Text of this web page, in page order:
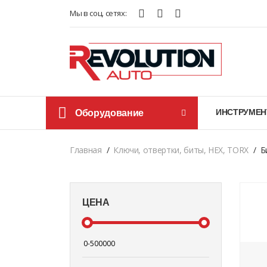
Мы в соц. сетях:
Оборудование
Главная Ключи, отвертки, биты, HEX, TORX
ЦЕНА